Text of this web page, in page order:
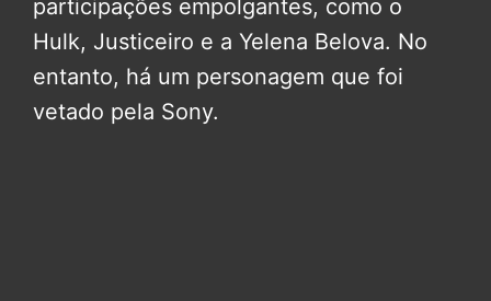
participações empolgantes, como o
Hulk, Justiceiro e a Yelena Belova. No
entanto, há um personagem que foi
vetado pela Sony.